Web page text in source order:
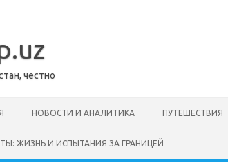
честно
НОВОСТИ И АНАЛИТИКА ПУТЕШЕСТВИЯ
ЖИЗНЬ И ИСПЫТАНИЯ ЗА ГРАНИЦЕЙ